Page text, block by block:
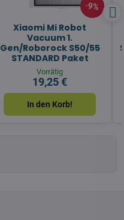
9%
Xiaomi Mi Robot
Vacuum 1.
Gen/Roborock S50/55
STANDARD Paket
Vorrätig
19,25 €
In den Korb!